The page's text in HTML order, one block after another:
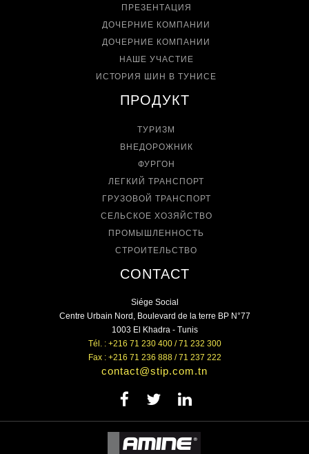
ПРЕЗЕНТАЦИЯ
ДОЧЕРНИЕ КОМПАНИИ
ДОЧЕРНИЕ КОМПАНИИ
НАШЕ УЧАСТИЕ
ИСТОРИЯ ШИН В ТУНИСЕ
ПРОДУКТ
ТУРИЗМ
ВНЕДОРОЖНИК
ФУРГОН
ЛЕГКИЙ ТРАНСПОРТ
ГРУЗОВОЙ ТРАНСПОРТ
СЕЛЬСКОЕ ХОЗЯЙСТВО
ПРОМЫШЛЕННОСТЬ
СТРОИТЕЛЬСТВО
CONTACT
Siége Social
Centre Urbain Nord, Boulevard de la terre BP N°77
1003 El Khadra - Tunis
Tél. : +216 71 230 400 / 71 232 300
Fax : +216 71 236 888 / 71 237 222
contact@stip.com.tn